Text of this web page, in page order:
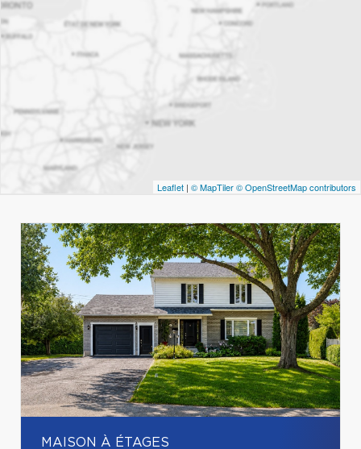
Leaflet | © MapTiler© OpenStreetMap contributors
MAISON À ÉTAGES